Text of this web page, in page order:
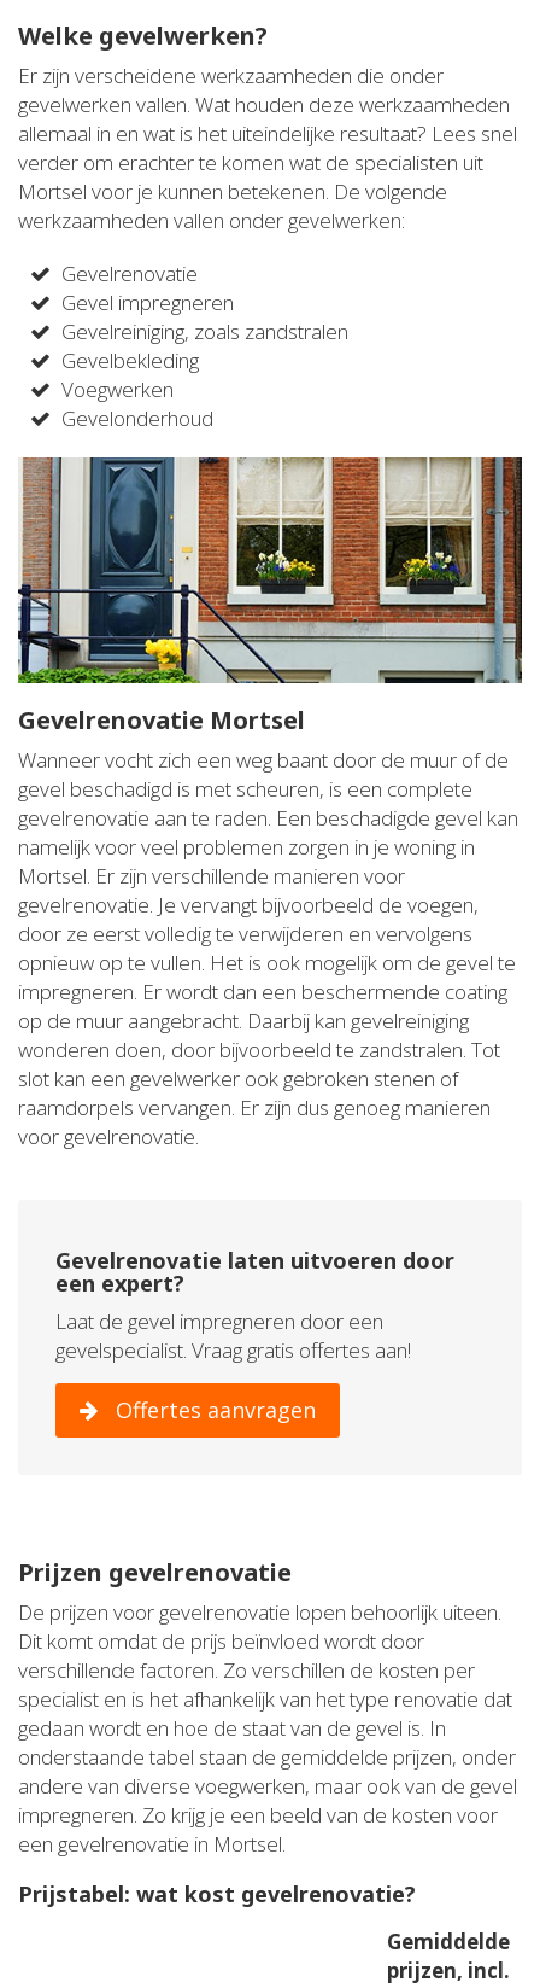
Welke gevelwerken?
Er zijn verscheidene werkzaamheden die onder
gevelwerken vallen. Wat houden deze werkzaamheden
allemaal in en wat is het uiteindelijke resultaat? Lees snel
verder om erachter te komen wat de specialisten uit
Mortsel voor je kunnen betekenen. De volgende
werkzaamheden vallen onder gevelwerken:
Gevelrenovatie
Gevel impregneren
Gevelreiniging, zoals zandstralen
Gevelbekleding
Voegwerken
Gevelonderhoud
Gevelrenovatie Mortsel
Wanneer vocht zich een weg baant door de muur of de
gevel beschadigd is met scheuren, is een complete
gevelrenovatie aan te raden. Een beschadigde gevel kan
namelijk voor veel problemen zorgen in je woning in
Mortsel. Er zijn verschillende manieren voor
gevelrenovatie. Je vervangt bijvoorbeeld de voegen,
door ze eerst volledig te verwijderen en vervolgens
opnieuw op te vullen. Het is ook mogelijk om de gevel te
impregneren. Er wordt dan een beschermende coating
op de muur aangebracht. Daarbij kan gevelreiniging
wonderen doen, door bijvoorbeeld te zandstralen. Tot
slot kan een gevelwerker ook gebroken stenen of
raamdorpels vervangen. Er zijn dus genoeg manieren
voor gevelrenovatie.
Gevelrenovatie laten uitvoeren door
een expert?
Laat de gevel impregneren door een
gevelspecialist. Vraag gratis offertes aan!
Offertes aanvragen
Prijzen gevelrenovatie
De prijzen voor gevelrenovatie lopen behoorlijk uiteen.
Dit komt omdat de prijs beïnvloed wordt door
verschillende factoren. Zo verschillen de kosten per
specialist en is het afhankelijk van het type renovatie dat
gedaan wordt en hoe de staat van de gevel is. In
onderstaande tabel staan de gemiddelde prijzen, onder
andere van diverse voegwerken, maar ook van de gevel
impregneren. Zo krijg je een beeld van de kosten voor
een gevelrenovatie in Mortsel.
Prijstabel: wat kost gevelrenovatie?
Gemiddelde
prijzen, incl.